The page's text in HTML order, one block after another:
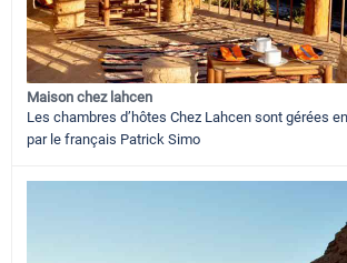
Maison chez lahcen
Les chambres d’hôtes Chez Lahcen sont gérées
par le français Patrick Simo